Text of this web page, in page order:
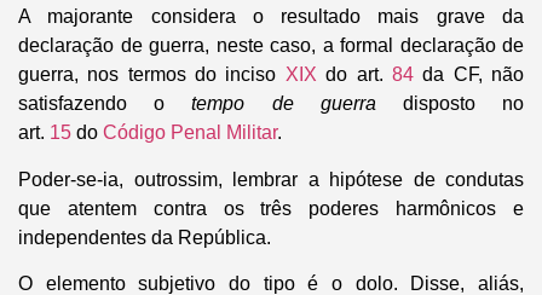
A majorante considera o resultado mais grave da
declaração de guerra, neste caso, a formal declaração de
guerra, nos termos do inciso XIX do art. 84da CF, não
satisfazendo otempo de guerra disposto no
art. 15 do Código Penal Militar.
Poder-se-ia, outrossim, lembrar a hipótese de condutas
que atentem contra os três poderes harmônicos e
independentes da República.
O elemento subjetivo do tipo é o dolo. Disse, aliás,